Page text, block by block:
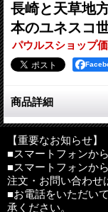
長崎と天草地
本のユネスコ
パウルスショップ
商品詳細
2018 年6 月30 日、
産」がユネスコ世界
本書では、12 の文化
へのキリスト教の伝
くなった江戸期から
250 年におよぶ迫害
【重要なお知らせ】
■スマートフォンか
■スマートフォンか
注文・お問い合わせ
■お電話をいただい
承ください。